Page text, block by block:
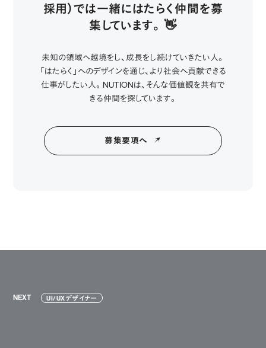
採用）では一緒にはたらく仲間を募
集しています。 👋
未知の領域へ越境をし、成長をし続けていきたい人。
「はたらく」へのデザインを通じ、より社会へ貢献できる
仕事がしたい人。NUTIONは、そんな価値観を共有で
きる仲間を探しています。
募集要項へ
NEXT UI/UXデザイナー